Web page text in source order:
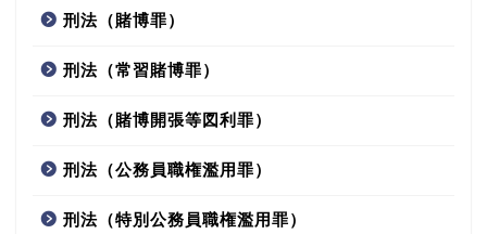
刑法（賭博罪）
刑法（常習賭博罪）
刑法（賭博開張等図利罪）
刑法（公務員職権濫用罪）
刑法（特別公務員職権濫用罪）